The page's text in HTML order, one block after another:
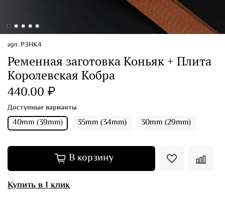
арт.РЗНК4
Ременная заготовка Коньяк + Плита
Королевская Кобра
440.00 ₽
Доступные варианты
40mm (39mm) 35mm (34mm) 30mm (29mm)
В корзину
Купить в 1 клик